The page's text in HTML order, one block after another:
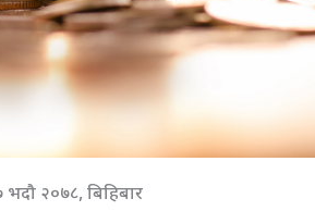
भदौ २०७८, बिहिबार